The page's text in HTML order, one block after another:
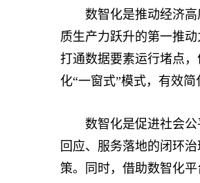
数智化是推动经济高质
质生产力跃升的第一推
打通数据要素运行堵点
化“一窗式”模式，有效
数智化是促进社会公
回应、服务落地的闭环
策。同时，借助数智化